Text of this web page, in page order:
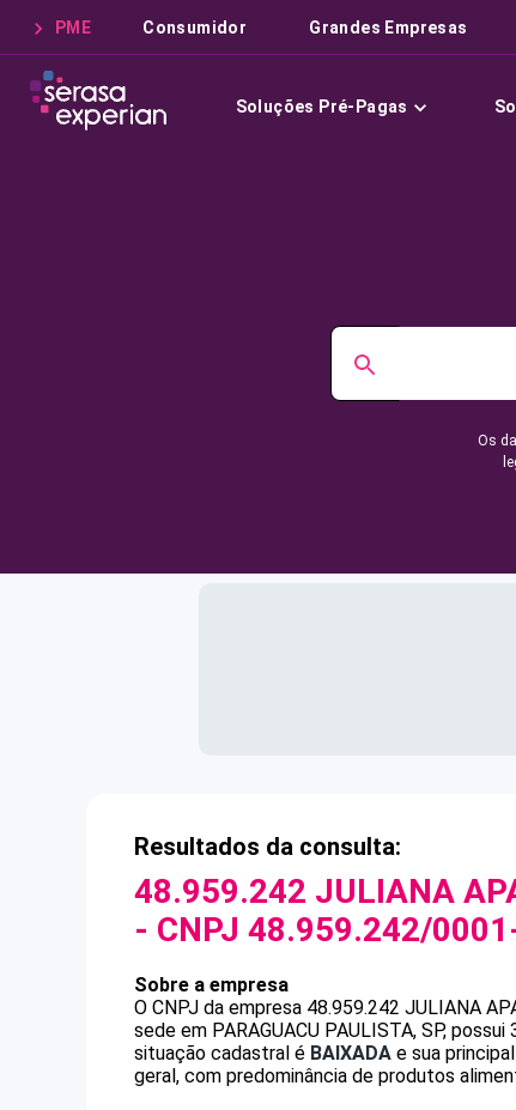
PME Consumidor Grandes Empresas
Soluções Pré-Pagas
Os
Resultados da consulta:
48.959.242 JULIANA
- CNPJ 48.959.242/
Sobre a empresa
O CNPJ da empresa 48.959.242 JULIANA
sede em PARAGUACU PAULISTA, SP,
situação cadastral é BAIXADA e sua
geral, com predominância de produtos